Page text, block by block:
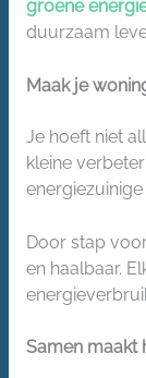
groene
duurzaam
Maak je
Je hoeft niet
kleine
Door stap
en haalbaar.
Samen maakt